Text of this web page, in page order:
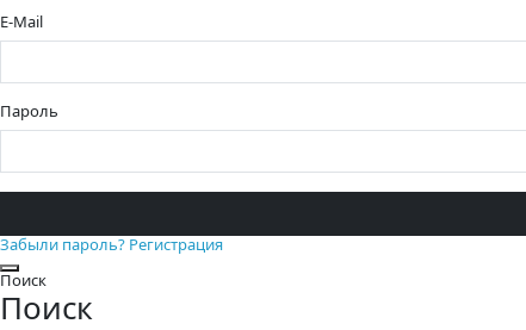
E-Mail
Пароль
Забыли пароль? Регистрация
Закрыть
Поиск
Поиск